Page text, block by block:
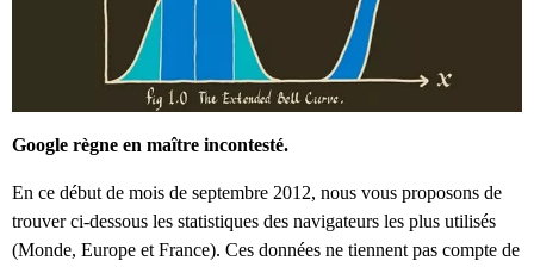
Google règne en maître incontesté.
En ce début de mois de septembre 2012, nous vous proposons de
trouver ci-dessous les statistiques des navigateurs les plus utilisés
(Monde, Europe et France). Ces données ne tiennent pas compte de